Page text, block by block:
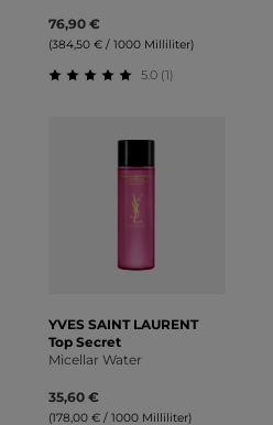
76,90 €
(384,50 € / 1000 Milliliter)
5.0 (1)
YVES SAINT LAURENT
Top Secret
Micellar Water
35,60 €
(178,00 € / 1000 Milliliter)